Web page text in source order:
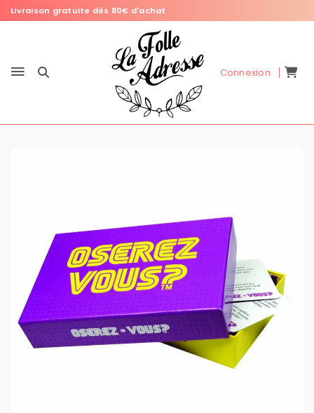
Livraison gratuite dès 80€ d'achat
Connexion